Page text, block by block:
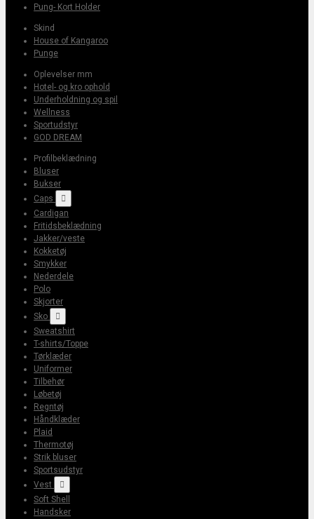
Pung- Kort Holder
Skind
House of Kangaroo
Punge
Oplevelser mm
Hotel- og kro ophold
Underholdning og spil
Wellness
Sportudstyr
GOD DREAM
Profilbeklædning
Bluser
Bukser
Caps

Cardigan
Fritidsbeklædning
Jakker/veste
Kokketøj
Smykker
Nederdele
Polo
Skjorter
Sko

Sweatshirt
T-shirts/Toppe
Tørklæder
Uniformer
Tilbehør
Løbetøj
Regntøj
Håndklæder
Plaid
Thermotøj
Strik bluser
Sportsudstyr
Vest

Soft Shell
Handsker